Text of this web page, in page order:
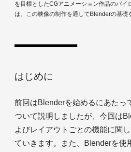
を目標としたCGアニメーション作品のパイ
は、この映像の制作を通してBlenderの基礎
はじめに
前回はBlenderを始めるにあたっ
ついて説明しましたが、今回は
よびレイアウトごとの機能に関
ていきます。また、Blenderを使